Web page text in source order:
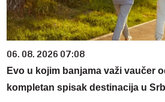
06. 08. 2026 07:08
Evo u kojim banjama važi vaučer
kompletan spisak destinacija u